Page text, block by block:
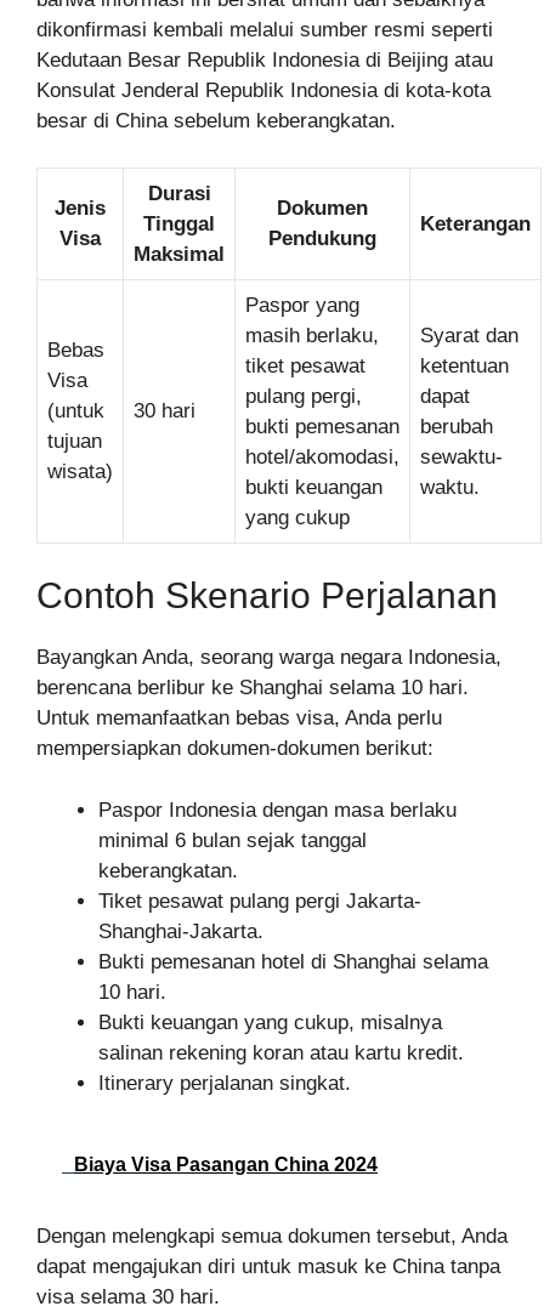
dikonfirmasi kembali melalui sumber resmi seperti
Kedutaan Besar Republik Indonesia di Beijing atau
Konsulat Jenderal Republik Indonesia di kota-kota
besar di China sebelum keberangkatan.
Jenis
Visa
Durasi
Tinggal
Maksimal
Dokumen
Pendukung
Keterangan
Bebas
Visa
(untuk
tujuan
wisata)
30 hari
Paspor yang
masih berlaku,
tiket pesawat
pulang pergi,
bukti pemesanan
hotel/akomodasi,
bukti keuangan
yang cukup
Syarat dan
ketentuan
dapat
berubah
sewaktu-
waktu.
Contoh Skenario Perjalanan
Bayangkan Anda, seorang warga negara Indonesia,
berencana berlibur ke Shanghai selama 10 hari.
Untuk memanfaatkan bebas visa, Anda perlu
mempersiapkan dokumen-dokumen berikut:
Paspor Indonesia dengan masa berlaku
minimal 6 bulan sejak tanggal
keberangkatan.
Tiket pesawat pulang pergi Jakarta-
Shanghai-Jakarta.
Bukti pemesanan hotel di Shanghai selama
10 hari.
Bukti keuangan yang cukup, misalnya
salinan rekening koran atau kartu kredit.
Itinerary perjalanan singkat.
Biaya Visa Pasangan China 2024
Dengan melengkapi semua dokumen tersebut, Anda
dapat mengajukan diri untuk masuk ke China tanpa
visa selama 30 hari.